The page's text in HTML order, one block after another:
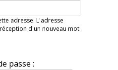
adresse. L'adresse
d'un nouveau mot
passe :